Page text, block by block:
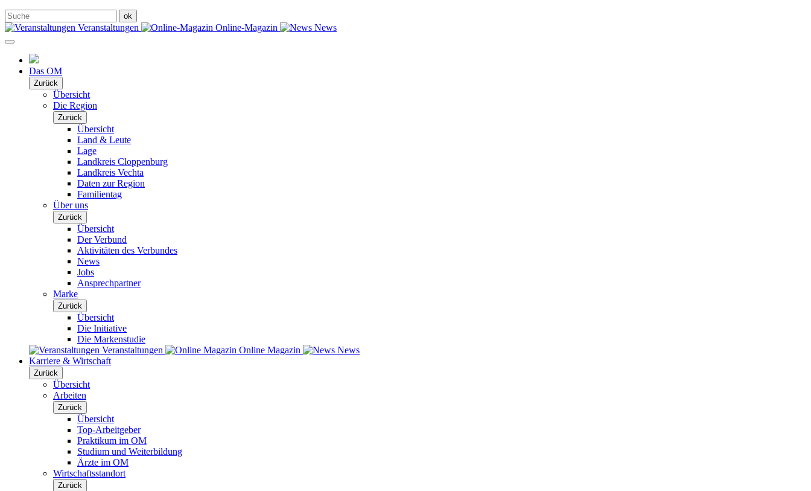
Veranstaltungen Online-Magazin News
Das OM
Zurück
Übersicht
Die Region
Zurück
Übersicht
Land & Leute
Lage
Landkreis Cloppenburg
Landkreis Vechta
Daten zur Region
Familientag
Über uns
Zurück
Übersicht
Der Verbund
Aktivitäten des Verbundes
News
Jobs
Ansprechpartner
Marke
Zurück
Übersicht
Die Initiative
Die Markenstudie
Veranstaltungen
Online Magazin
News
Karriere & Wirtschaft
Zurück
Übersicht
Arbeiten
Zurück
Übersicht
Top-Arbeitgeber
Praktikum im OM
Studium und Weiterbildung
Ärzte im OM
Wirtschaftsstandort
Zurück